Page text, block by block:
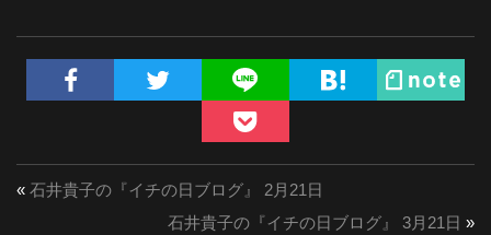
« 石井貴子の『イチの日ブログ』 2月21日
石井貴子の『イチの日ブログ』 3月21日 »